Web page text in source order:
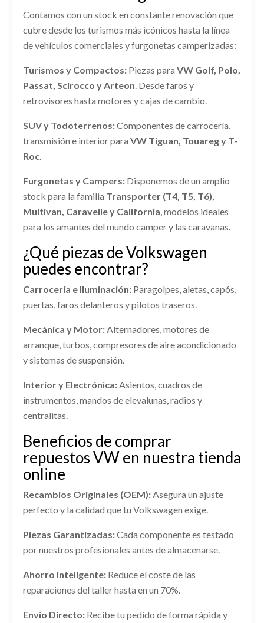
38,79 €
PILOTO TRASERO IZQUIERDO INTERIOR
PILOTO TRASERO IZQUIERDO INTERIOR... usado.
VOLKSWAGEN GOLF VII LIM. ADVANCE
5G0945093AC
33,29 € shopping_cart
usado.
BLUEMOTION
Ref: 2314751 5G0807109H / 5G0807109
RETROVISOR DERECHO 5G1857508EN
RETROVISOR DERECHO 5G1857508EN usado.
VOLKSWAGEN GOLF VII LIM. ADVANCE
BLUEMOTION
181,78 € shopping_cart
PORTON TRASERO 5G6827025AA
VOLKSWAGEN GOLF VII LIM. ADVANCE
BLUEMOTION
165,29 € shopping_cart
REFUERZO PARAGOLPES TRASERO
5G0807305B
REFUERZO PARAGOLPES TRASERO... usado.
BLUEMOTION
Ref: 3020798 OEM: 5G0807305B
38,79 € shopping_cart
PANTALLA MULTIFUNCION 5G0919605D
PANTALLA MULTIFUNCION 5G0919605D usado.
Ref: 2974848 OEM: 5G0919605D
44,29 € shopping_cart
MANDO MULTIFUNCION 5Q0953507DD /
MANDO MULTIFUNCION 5Q0953507DD /...
usado.
VOLKSWAGEN GOLF VII LIM. ADVANCE
BLUEMOTION
Ref: 2973384
OEM: 5Q0953507DD / 5Q0953513AJ
44,29 €
16,79 € shopping_cart
BANDEJA TRASERA 5G6867769FEH8 /
5G6867769F
VOLKSWAGEN GOLF VII LIM. ADVANCE
BLUEMOTION
2968671
OEM: 5G6867769FEH8 / 5G6867769F
71,79 € shopping_cart
Contamos con un stock en constante renovación que
cubre desde los turismos más icónicos hasta la línea
de vehículos comerciales y furgonetas camperizadas:
Turismos y Compactos: Piezas para VW Golf, Polo,
Passat, Scirocco y Arteon. Desde faros y
retrovisores hasta motores y cajas de cambio.
SUV y Todoterrenos:Componentes de carrocería,
transmisión e interior para VW Tiguan, Touareg y T-
Roc.
Furgonetas y Campers: Disponemos de un amplio
stock para la familia Transporter (T4, T5, T6),
Multivan, Caravelle y California, modelos ideales
para los amantes del mundo camper y las caravanas.
¿Qué piezas de Volkswagen
puedes encontrar?
Carrocería e Iluminación: Paragolpes, aletas, capós,
puertas, faros delanteros y pilotos traseros.
Mecánica y Motor:Alternadores, motores de
arranque, turbos, compresores de aire acondicionado
y sistemas de suspensión.
Interior y Electrónica:Asientos, cuadros de
instrumentos, mandos de elevalunas, radios y
centralitas.
Beneficios de comprar
repuestos VW en nuestra tienda
online
Recambios Originales (OEM):Asegura un ajuste
perfecto y la calidad que tu Volkswagen exige.
Piezas Garantizadas:Cada componente es testado
por nuestros profesionales antes de almacenarse.
Ahorro Inteligente: Reduce el coste de las
reparaciones del taller hasta en un 70%.
Envío Directo: Recibe tu pedido de forma rápida y